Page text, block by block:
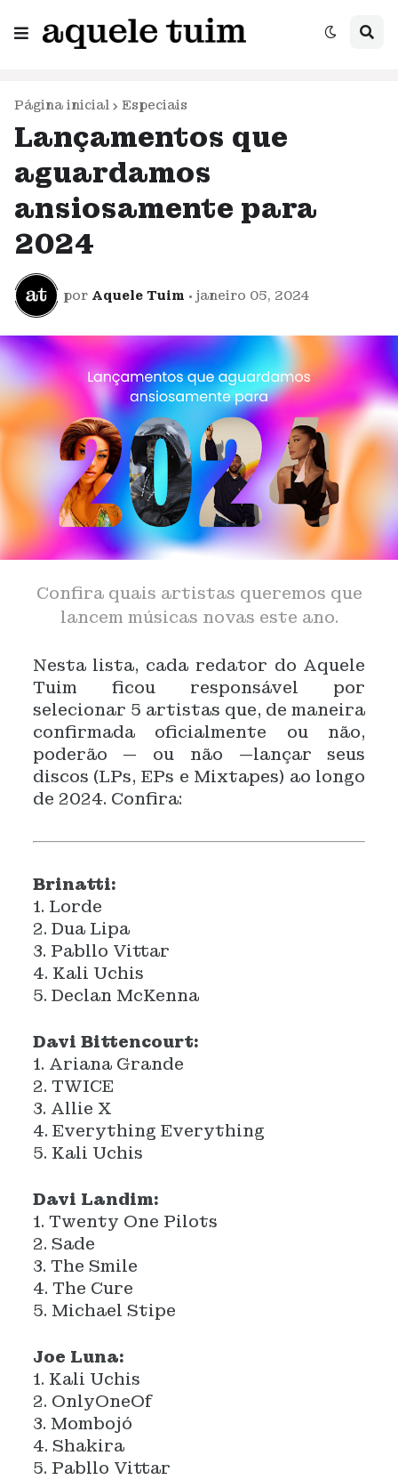
Página inicial Especiais
Lançamentos que
aguardamos
ansiosamente para
2024
por Aquele Tuim • janeiro 05, 2024
Confira quais artistas queremos que
lancem músicas novas este ano.
Nesta lista, cada redator do Aquele
Tuim ficou responsável por
selecionar 5 artistas que, de maneira
confirmada oficialmente ou não,
poderão — ou não —lançar seus
discos (LPs, EPs e Mixtapes) ao longo
de 2024. Confira:
Brinatti:
1. Lorde
2. Dua Lipa
3. Pabllo Vittar
4. Kali Uchis
5. Declan McKenna
Davi Bittencourt:
1. Ariana Grande
2. TWICE
3. Allie X
4. Everything Everything
5. Kali Uchis
Davi Landim:
1. Twenty One Pilots
2. Sade
3. The Smile
4. The Cure
5. Michael Stipe
Joe Luna:
1. Kali Uchis
2. OnlyOneOf
3. Mombojó
4. Shakira
5. Pabllo Vittar